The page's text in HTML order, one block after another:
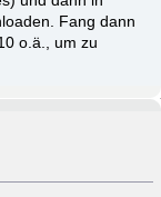
Fang dann
o.ä., um zu